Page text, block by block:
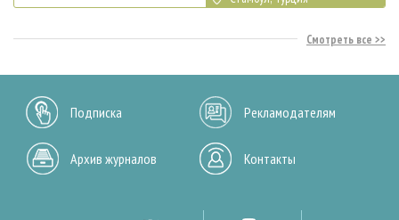
Смотреть все
Подписка Рекламодателям
Архив журналов Контакты